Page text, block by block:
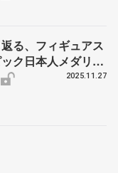
る、フィギュアス
ク日本人メダリス
】
2025.11.27